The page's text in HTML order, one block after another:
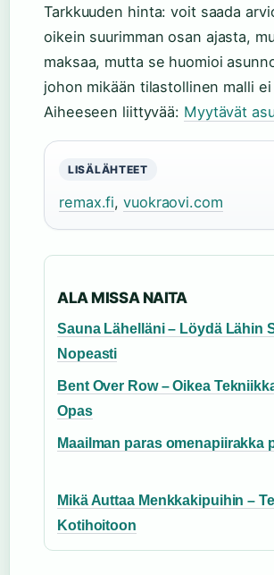
Tarkkuuden hinta: voit saada
oikein suurimman osan ajasta,
maksaa, mutta se huomioi
johon mikään tilastollinen malli
Aiheeseen liittyvää: Myytävät
LISÄLÄHTEET
remax.fi,vuokraovi.com
ALA MISSA NAITA
Sauna Lähelläni – Löydä Lähin
Nopeasti
Bent Over Row – Oikea
Opas
Maailman paras omenapiirakka
Mikä Auttaa Menkkakipuihin –
Kotihoitoon